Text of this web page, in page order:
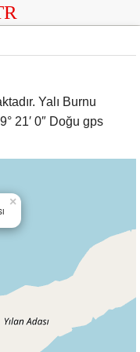
Yalı Burnu
21′ 0″ Doğu gps
×